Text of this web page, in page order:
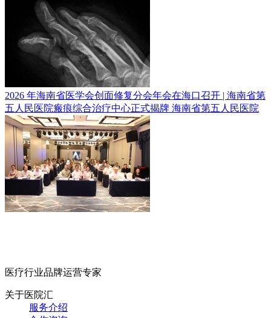
2026 年海南省医学会创面修复分会年会在海口召开 | 海南省第
五人民医院瘢痕综合治疗中心正式揭牌 海南省第五人民医院
医疗行业品牌运营专家
关于医院汇
服务介绍